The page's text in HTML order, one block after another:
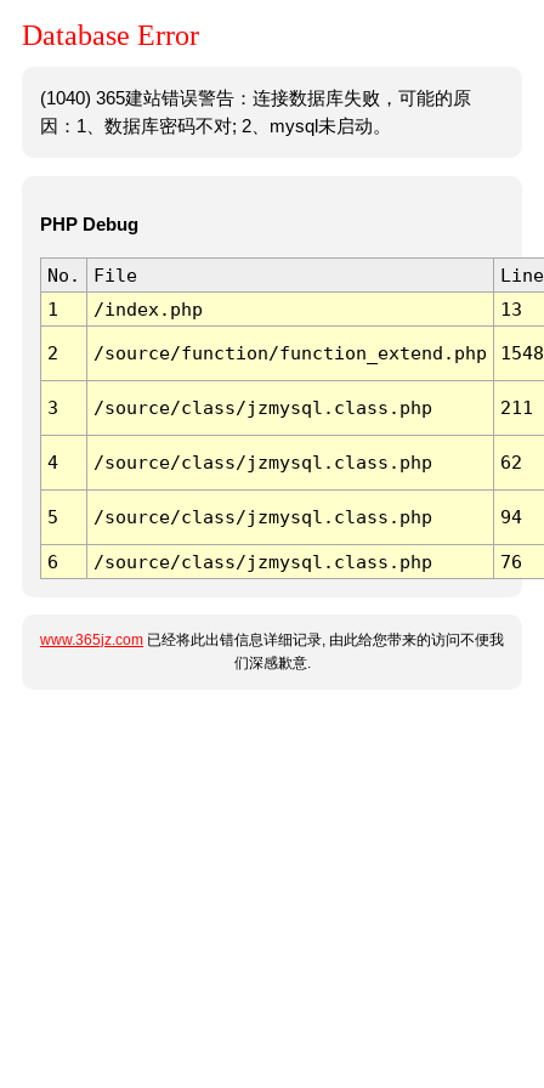
Database Error
(1040) 365建站错误警告：连接数据库失败，可能的原
因：1、数据库密码不对; 2、mysql未启动。
PHP Debug
No. File
Line
1
/index.php 13
2 /source/function/function_extend.php 1548
3 /source/class/jzmysql.class.php 211
4 /source/class/jzmysql.class.php 62
5 /source/class/jzmysql.class.php 94
6 /source/class/jzmysql.class.php 76
www.365jz.com 已经将此出错信息详细记录, 由此给您带来的访问不便我
们深感歉意.